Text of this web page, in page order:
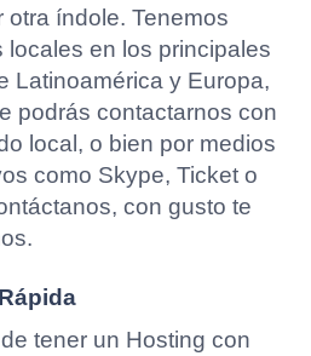
otra índole. Tenemos
locales en los principales
Latinoamérica y Europa,
podrás contactarnos con
local, o bien por medios
como Skype, Ticket o
con gusto te
tener un Hosting con